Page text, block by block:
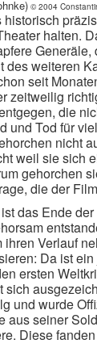
© 2004
halten.
des weiteren
seit
zeitweilig
die
und Tod für
nicht
weil sie sich
gehorchen
die der
das Ende
Verlauf
Da ist
ersten
sich
und wurde
aus seiner
Diese